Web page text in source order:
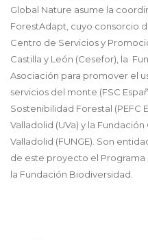
Global Nature asume la
ForestAdapt, cuyo consorcio
Centro de Servicios y
Castilla y León (Cesefor), la
Asociación para promover el
servicios del monte (FSC
Sostenibilidad Forestal (PEFC
Valladolid (UVa) y la
Valladolid (FUNGE). Son
de este proyecto el Programa
la Fundación Biodiversidad.